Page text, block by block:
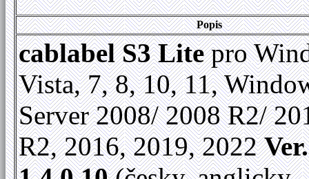
Popis
cablabel S3 Litepro
Vista, 7, 8, 10, 11,
Server 2008/ 2008 R2/
R2, 2016, 2019, 2022Ver.